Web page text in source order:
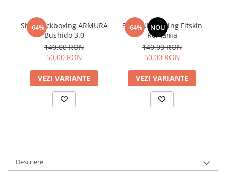
-64%
Short kickboxing ARMURA
Bushido 3.0
140,00 RON
50,00 RON
VEZI VARIANTE
-64% NOU
Short Kickboxing Fitskin
Romania
140,00 RON
50,00 RON
VEZI VARIANTE
Descriere